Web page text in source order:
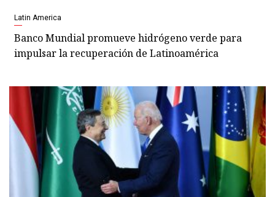
Latin America
Banco Mundial promueve hidrógeno verde para
impulsar la recuperación de Latinoamérica